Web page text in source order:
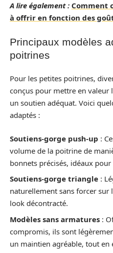
A lire également : Comment
à offrir en fonction des
Principaux modèles
poitrines
Pour les petites poitrines,
conçus pour mettre en
un soutien adéquat. Voici
adaptés :
Soutiens-gorge push-up :
volume de la poitrine de
bonnets précisés, idéaux
Soutiens-gorge triangle :
naturellement sans forcer
look décontracté.
Modèles sans armatures :
compromis, ils sont
un maintien agréable, tout en